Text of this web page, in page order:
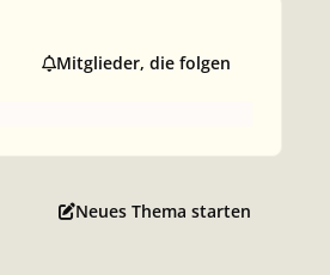
Mitglieder, die folgen
Neues Thema starten